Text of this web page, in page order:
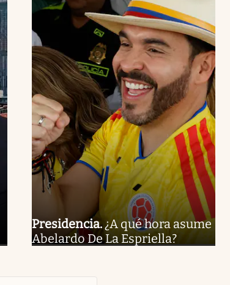
Presidencia.¿A qué hora asume
Abelardo De La Espriella?